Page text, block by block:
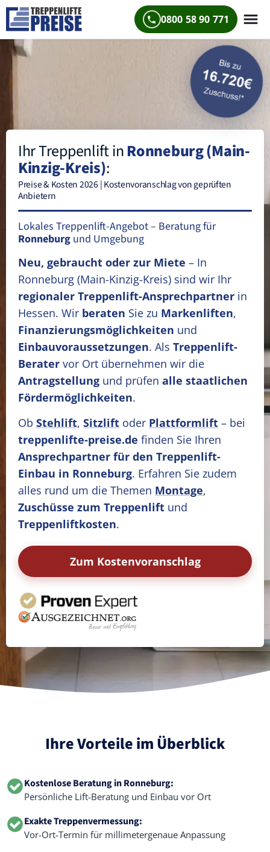
0800 58 90 771
Ihr Treppenlift inRonneburg (Main-
Kinzig-Kreis):
Preise & Kosten 2026 | Kostenvoranschlag von geprüften
Anbietern
Lokales Treppenlift-Angebot – Beratung für
Ronneburg und Umgebung
Neu, gebraucht oder zur Miete – In
Ronneburg (Main-Kinzig-Kreis) sind wir Ihr
regionaler Treppenlift-Ansprechpartner in
Hessen. Wir beraten Sie zu Markenliften,
Finanzierungsmöglichkeiten und
Einbauvoraussetzungen. Als Treppenlift-
Berater vor Ort übernehmen wir die
Antragstellung und prüfen alle staatlichen
Fördermöglichkeiten.
Ob Stehlift, Sitzlift oder Plattformlift – bei
treppenlifte-preise.de finden Sie Ihren
Ansprechpartner für den Treppenlift-
Einbau in Ronneburg. Erfahren Sie zudem
alles rund um die Themen Montage,
Zuschüsse zum Treppenlift und
Treppenliftkosten.
Zum Kostenvoranschlag
Ihre Vorteile im Überblick
Kostenlose Beratung in Ronneburg:
Persönliche Lift-Beratung und Einbau vor Ort
Exakte Treppenvermessung:
Vor-Ort-Termin für millimetergenaue Anpassung